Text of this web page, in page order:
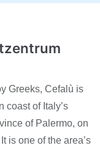
Greeks, Cefalù is
coast of Italy’s
of Palermo, on
is one of the area’s